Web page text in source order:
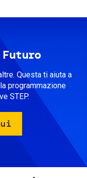
Questa ti aiuta a
programmazione
STEP.